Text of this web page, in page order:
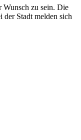
Wunsch zu sein. Die
Stadt melden sich